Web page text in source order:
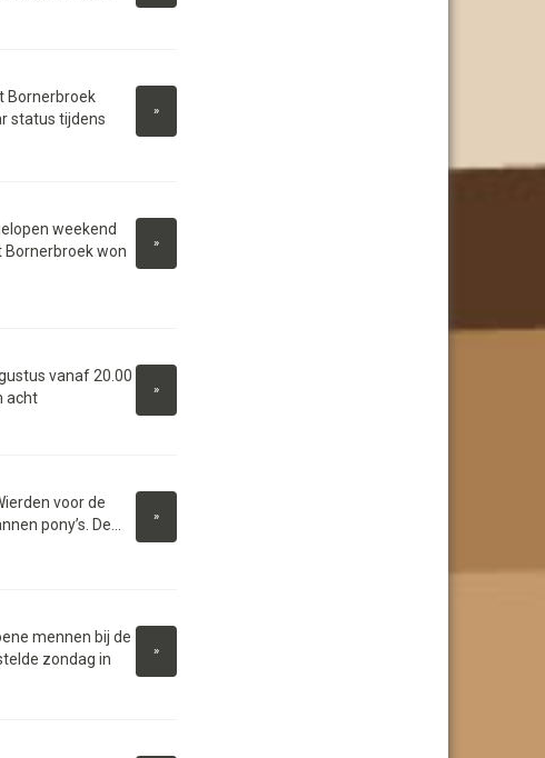
»
Bornerbroek
status tijdens
»
weekend
Bornerbroek won
»
vanaf 20.00
acht
»
voor de
pony’s. De...
»
mennen bij de
zondag in